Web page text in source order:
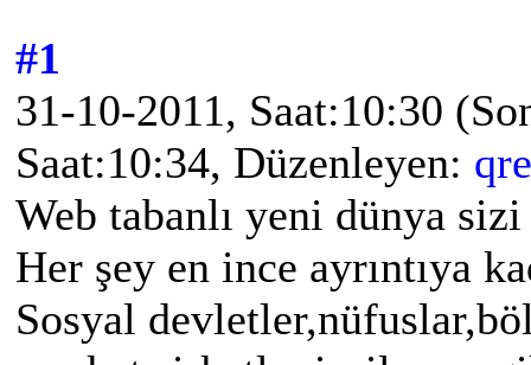
#1
31-10-2011, Saat:10:30
Saat:10:34, Düzenleyen:
Web tabanlı yeni dünya
Her şey en ince ayrıntıya
Sosyal